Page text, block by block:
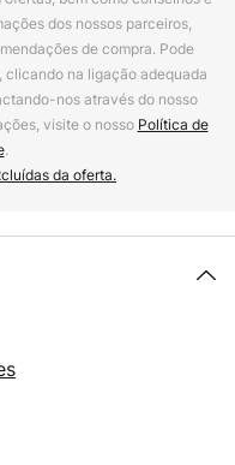
dos nossos parceiros,
de compra. Pode
na ligação adequada
nos através do nosso
visite o nosso Política de
.
da oferta.